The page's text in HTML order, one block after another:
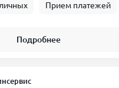
Прием платежей
Подробнее